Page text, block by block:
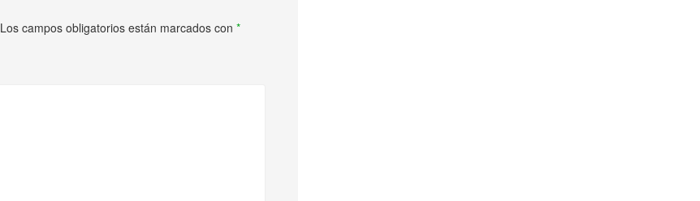
Los campos obligatorios están marcados con *